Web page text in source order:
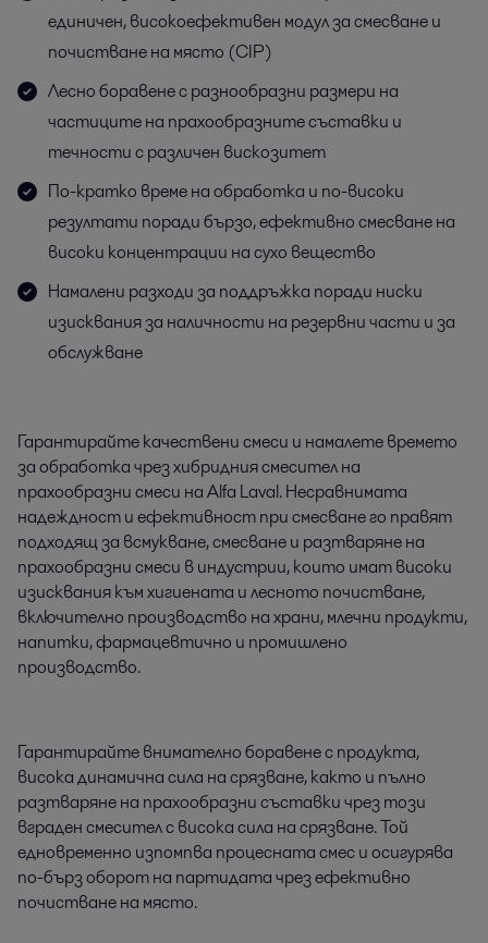
единичен, високоефективен модул за смесване и
почистване на място (CIP)
Лесно боравене с разнообразни размери на
частиците на прахообразните съставки и
течности с различен вискозитет
По-кратко време на обработка и по-високи
резултати поради бързо, ефективно смесване на
високи концентрации на сухо вещество
Намалени разходи за поддръжка поради ниски
изисквания за наличности на резервни части и за
обслужване
Гарантирайте качествени смеси и намалете времето
за обработка чрез хибридния смесител на
прахообразни смеси на Alfa Laval. Несравнимата
надеждност и ефективност при смесване го правят
подходящ за всмукване, смесване и разтваряне на
прахообразни смеси в индустрии, които имат високи
изисквания към хигиената и лесното почистване,
включително производство на храни, млечни продукти,
напитки, фармацевтично и промишлено
производство.
Гарантирайте внимателно боравене с продукта,
висока динамична сила на срязване, както и пълно
разтваряне на прахообразни съставки чрез този
вграден смесител с висока сила на срязване. Той
едновременно изпомпва процесната смес и осигурява
по-бърз оборот на партидата чрез ефективно
почистване на място.